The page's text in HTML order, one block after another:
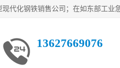
13627669076